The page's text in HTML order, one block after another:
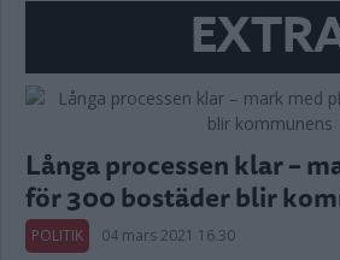
Långa processen klar –
för 300 bostäder blir
POLITIK 04 mars 2021 16.30